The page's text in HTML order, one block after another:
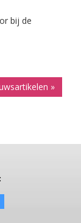
bij de
»